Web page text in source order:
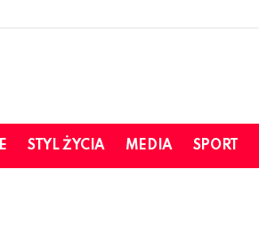
STYL ŻYCIA MEDIA SPORT